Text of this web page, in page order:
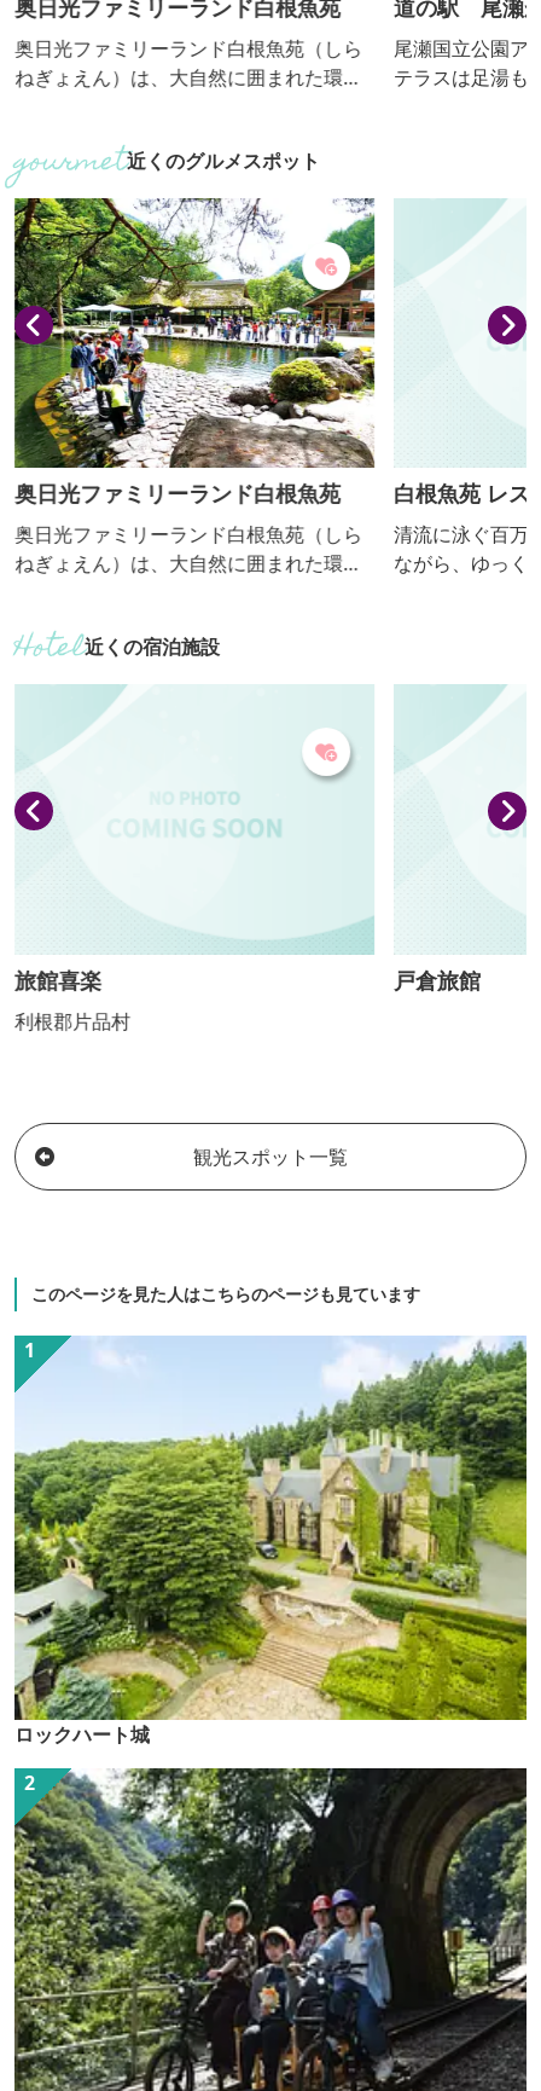
奥日光ファミリーランド白根魚苑
奥日光ファミリーランド白根魚苑（しら
ねぎょえん）は、大自然に囲まれた環境
から大人までどなたでも手軽に釣りが楽
しめ、釣った魚をすぐに塩焼きにしてお
召し上がりいただけます。
道の駅 尾瀬
尾瀬国立公園ア
テラスは足湯も
備も充実してお
ゆったりと過
近くのグルメスポット
奥日光ファミリーランド白根魚苑
奥日光ファミリーランド白根魚苑（しら
ねぎょえん）は、大自然に囲まれた環境
から大人までどなたでも手軽に釣りが楽
しめ、釣った魚をすぐに塩焼きにしてお
召し上がりいただけます。
白根魚苑 レス
清流に泳ぐ百万
ながら、ゆっく
近くの宿泊施設
旅館喜楽
利根郡片品村
戸倉旅館
観光スポット一覧
このページを見た人はこちらのページも見ています
ロックハート城